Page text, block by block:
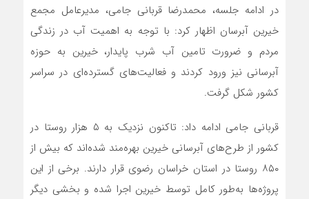
در ادامه جلسه، محمدرضا قربانی‌ جامی، مدیرعامل مجمع
خیرین آبرسان اظهار کرد: با توجه به اهمیت آب در زندگی
مردم و ضرورت تامین آب شرب پایدار، خیرین به حوزه
آبرسانی نیز ورود کردند و فعالیت‌های گسترده‌ای در سراسر
کشور شکل گرفت.
قربانی‌ جامی ادامه داد: تاکنون نزدیک به ۵ هزار روستا در
کشور از طرح‌های آبرسانی خیرین بهره‌مند شده‌اند که بیش از
۸۵۰ روستا در استان خراسان رضوی قرار دارند. برخی از این
پروژه‌ها به‌طور کامل توسط خیرین اجرا شده و بخشی دیگر